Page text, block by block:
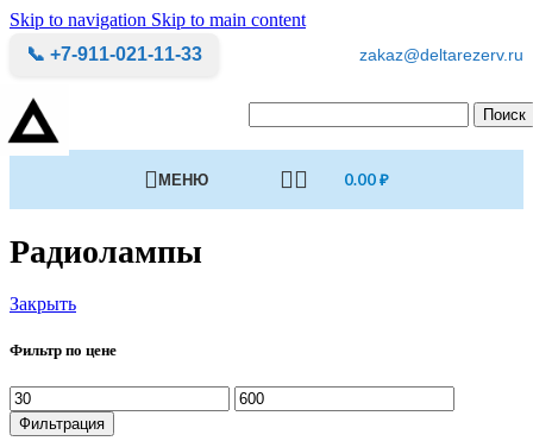
Skip to navigation Skip to main content
📞 +7-911-021-11-33
zakaz@deltarezerv.ru
Поиск
МЕНЮ 0.00₽
Радиолампы
Закрыть
Фильтр по цене
Минимальная
цена
Максимальная
цена
Фильтрация